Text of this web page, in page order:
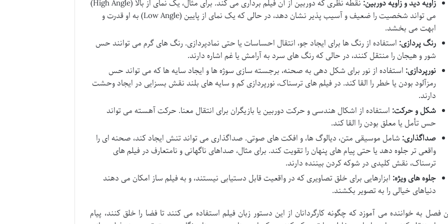
زاویه دید و زاویه دوربین:
نقطه نظری که دوربین از آن فیلم برداری می کند. برای مثال، یک نمای از بالا (High Angle)
می تواند شخصیت را ضعیف و آسیب پذیر نشان دهد، در حالی که یک نمای از پایین (Low Angle) به او قدرت و
ابهت می بخشد.
رنگ پردازی: استفاده از رنگ ها برای ایجاد جو، انتقال احساسات یا حتی نمادپردازی. رنگ های گرم می توانند حس
شور و هیجان را منتقل کنند، در حالی که رنگ های سرد به آرامش یا غم اشاره دارند.
نورپردازی: استفاده از نور برای شکل دهی به صحنه، برجسته سازی سوژه ها و ایجاد سایه ها که می تواند حس
رمزآلود بودن یا خطر را القا کند. در فیلم های ترسناک، نورپردازی کم و سایه های بلند نقش بسزایی در ایجاد وحشت
دارند.
شکل و حرکت: استفاده از اشکال هندسی و حرکت دوربین یا بازیگران برای انتقال معنا. حرکت آهسته می تواند
حس تأمل یا معلق بودن را القا کند.
صداگذاری: شامل موسیقی متن، دیالوگ ها، و افکت های صوتی. صداگذاری می تواند تنش ایجاد کند، صحنه ای را
واقعی تر جلوه دهد یا حتی پیام های پنهان را تقویت کند. برای مثال، صداهای ناگهانی و نامتعارف در فیلم های
ترسناک، نقش کلیدی در شوکه کردن بیننده دارند.
جلوه های ویژه: ابزارهایی برای خلق تصاویری که در واقعیت قابل دستیابی نیستند، و به فیلم ساز امکان می دهند
دنیاهای خیالی را به تصویر بکشند.
فصل به خواننده می آموزد که چگونه کارگردانان از این دستور زبان فیلم استفاده می کنند تا فضا را خلق کنند، پیام